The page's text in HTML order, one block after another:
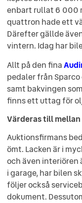
enbart rullat 6 000
quattron hade ett
Därefter gällde
vintern. Idag har
Allt på den fina
pedaler från
samt bakvingen
finns ett uttag för
Värderas till
Auktionsfirmans
ömt. Lacken är i
och även interiören
i garage, har bilen
följer också
dokument.